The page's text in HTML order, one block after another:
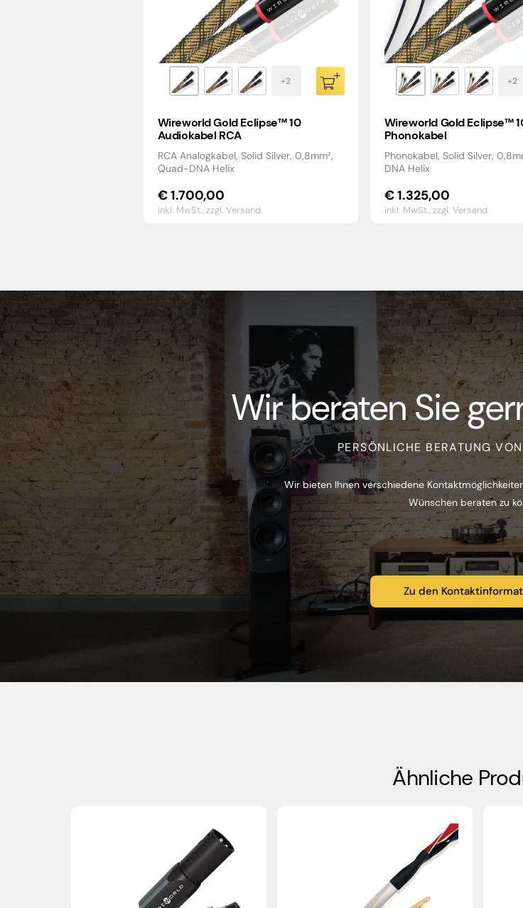
Wireworld Gold Eclipse™ 10
Audiokabel RCA
RCA Analogkabel, Solid Silver, 0,8mm²,
Quad-DNA Helix
€1.700,00
inkl. MwSt.,zzgl. Versand
Wireworld Gold Eclipse™
Phonokabel
Phonokabel, Solid Silver,
DNA Helix
€1.325,00
inkl. MwSt.,zzgl. Versand
Wir beraten Sie
PERSÖNLICHE BERATUNG
Wir bieten Ihnen verschiedene
Wünschen beraten zu
Zu den
Ähnliche